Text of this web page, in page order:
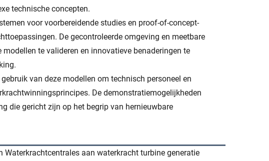
technische concepten.
voor voorbereidende studies en proof-of-concept-
De gecontroleerde omgeving en meetbare
te valideren en innovatieve benaderingen te
van deze modellen om technisch personeel en
De demonstratiemogelijkheden
die gericht zijn op het begrip van hernieuwbare
aan waterkracht turbine generatie